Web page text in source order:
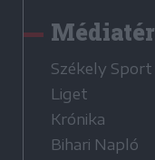
Médiatér
Székely Sport
Liget
Krónika
Bihari Napló